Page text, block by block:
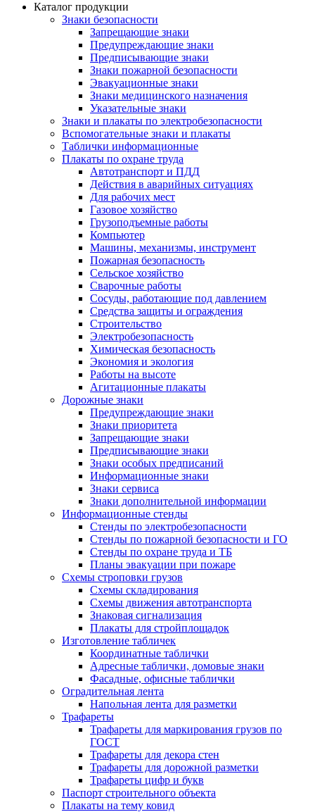
Каталог продукции
Знаки безопасности
Запрещающие знаки
Предупреждающие знаки
Предписывающие знаки
Знаки пожарной безопасности
Эвакуационные знаки
Знаки медицинского назначения
Указательные знаки
Знаки и плакаты по электробезопасности
Вспомогательные знаки и плакаты
Таблички информационные
Плакаты по охране труда
Автотранспорт и ПДД
Действия в аварийных ситуациях
Для рабочих мест
Газовое хозяйство
Грузоподъемные работы
Компьютер
Машины, механизмы, инструмент
Пожарная безопасность
Сельское хозяйство
Сварочные работы
Сосуды, работающие под давлением
Средства защиты и ограждения
Строительство
Электробезопасность
Химическая безопасность
Экономия и экология
Работы на высоте
Агитационные плакаты
Дорожные знаки
Предупреждающие знаки
Знаки приоритета
Запрещающие знаки
Предписывающие знаки
Знаки особых предписаний
Информационные знаки
Знаки сервиса
Знаки дополнительной информации
Информационные стенды
Стенды по электробезопасности
Стенды по пожарной безопасности и ГО
Стенды по охране труда и ТБ
Планы эвакуации при пожаре
Схемы строповки грузов
Схемы складирования
Схемы движения автотранспорта
Знаковая сигнализация
Плакаты для стройплощадок
Изготовление табличек
Координатные таблички
Адресные таблички, домовые знаки
Фасадные, офисные таблички
Оградительная лента
Напольная лента для разметки
Трафареты
Трафареты для маркирования грузов по
ГОСТ
Трафареты для декора стен
Трафареты для дорожной разметки
Трафареты цифр и букв
Паспорт строительного объекта
Плакаты на тему ковид